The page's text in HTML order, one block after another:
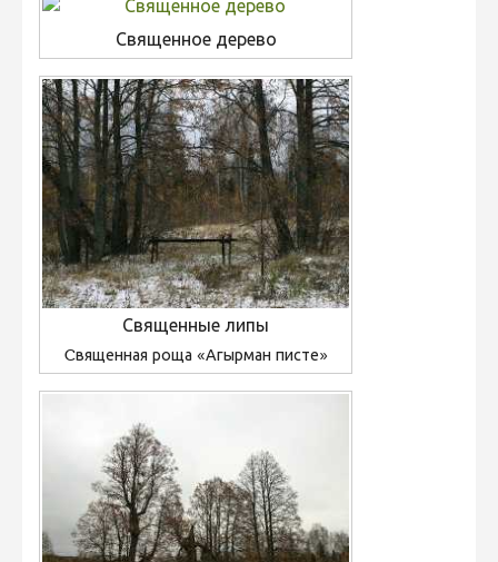
Священное дерево
Священные липы
Cвященная роща «Агырман писте»